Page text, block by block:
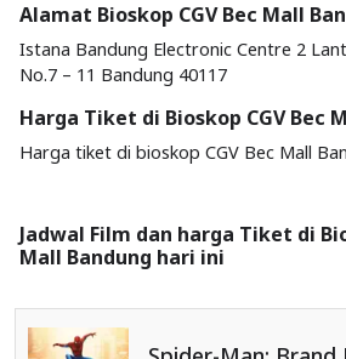
Alamat Bioskop CGV Bec Mall
Istana Bandung Electronic Centre 2
No.7 – 11 Bandung 40117
Harga Tiket di Bioskop CGV Bec
Harga tiket di bioskop CGV Bec Mall
Jadwal Film dan harga Tiket di
Mall Bandung hari ini